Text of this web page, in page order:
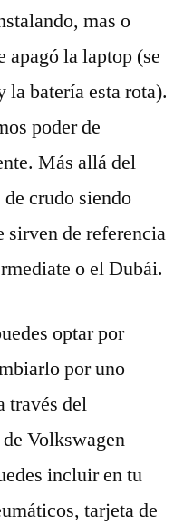
mas o
apagó la laptop (se
la batería esta rota).
poder de
Más allá del
crudo siendo
sirven de referencia
o el Dubái.
optar por
por uno
través del
Volkswagen
incluir en tu
tarjeta de